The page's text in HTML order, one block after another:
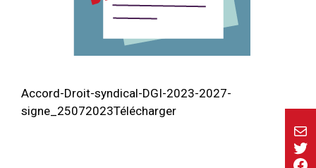
Accord-Droit-syndical-DGI-2023-2027-
signe_25072023Télécharger
E-